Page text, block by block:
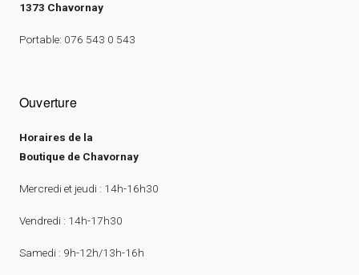
1373 Chavornay
Portable: 076 543 0 543
Ouverture
Horaires de la
Boutique de Chavornay
Mercredi et jeudi : 14h-16h30
Vendredi : 14h-17h30
Samedi : 9h-12h/13h-16h